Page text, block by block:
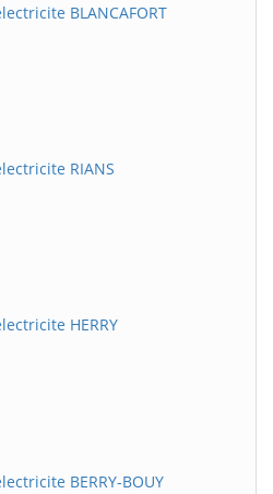
BLANCAFORT
RIANS
HERRY
BERRY-BOUY